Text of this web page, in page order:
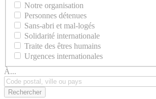
Notre organisation
Personnes détenues
Sans-abri et mal-logés
Solidarité internationale
Traite des êtres humains
Urgences internationales
À...